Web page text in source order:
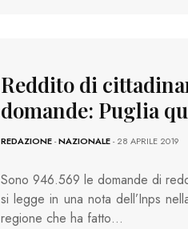
Reddito di
domande: Puglia
REDAZIONE-NAZIONALE- 28 APRILE 2019
Sono 946.569 le domande di
si legge in una nota dell’Inps
regione che ha fatto…